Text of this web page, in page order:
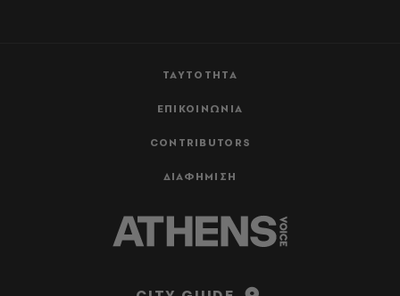
ΤΑΥΤΟΤΗΤΑ
ΕΠΙΚΟΙΝΩΝΙΑ
CONTRIBUTORS
ΔΙΑΦΗΜΙΣΗ